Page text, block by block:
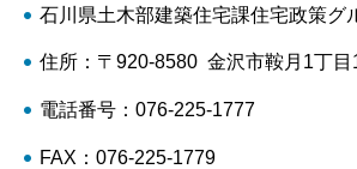
石川県土木部建築住宅課住宅政策グ
住所：〒920-8580 金沢市鞍月1丁目
電話番号：076-225-1777
FAX：076-225-1779